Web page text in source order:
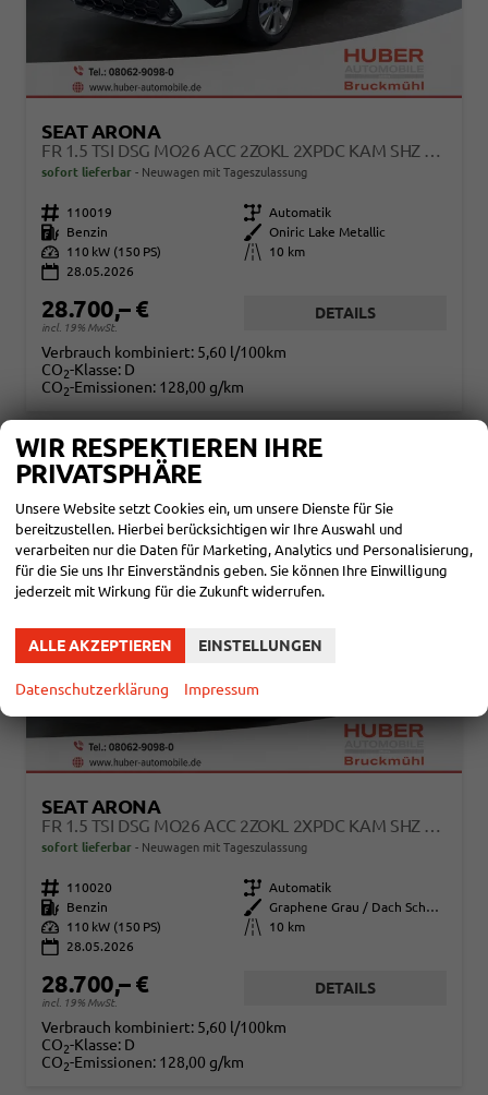
SEAT ARONA
FR 1.5 TSI DSG MO26 ACC 2ZOKL 2XPDC KAM SHZ FULL LINK
sofort lieferbar Neuwagen mit Tageszulassung
Fahrzeugnr. 110019 Getriebe Automatik
Kraftstoff
Benzin Außenfarbe
Oniric Lake Metallic
Leistung
110 kW (150 PS) Kilometerstand
10 km
28.05.2026
28.700,– €
incl. 19% MwSt.
DETAILS
Verbrauch kombiniert: 5,60 l/100km
CO2-Klasse: D
CO2-Emissionen: 128,00 g/km
SEAT ARONA
FR 1.5 TSI DSG MO26 ACC 2ZOKL 2XPDC KAM SHZ FULL LINK
sofort lieferbar Neuwagen mit Tageszulassung
Fahrzeugnr. 110020 Getriebe Automatik
Kraftstoff
Benzin Außenfarbe
Graphene Grau / Dach Schwarz
Leistung
110 kW (150 PS) Kilometerstand
10 km
28.05.2026
28.700,– €
incl. 19% MwSt.
DETAILS
Verbrauch kombiniert: 5,60 l/100km
CO2-Klasse: D
CO2-Emissionen: 128,00 g/km
WIR RESPEKTIEREN IHRE
PRIVATSPHÄRE
Unsere Website setzt Cookies ein, um unsere Dienste für Sie
bereitzustellen. Hierbei berücksichtigen wir Ihre Auswahl und
verarbeiten nur die Daten für Marketing, Analytics und Personalisierung,
für die Sie uns Ihr Einverständnis geben. Sie können Ihre Einwilligung
jederzeit mit Wirkung für die Zukunft widerrufen.
ALLE AKZEPTIEREN EINSTELLUNGEN
Datenschutzerklärung Impressum